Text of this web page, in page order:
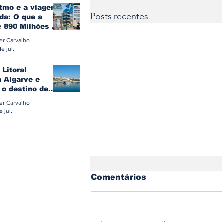
Posts recentes
Comentários
e a viagem
O que a
890 Milhões à
do turista na
Carvalho
jul.
Litoral
Algarve e
o destino de
Carvalho
jul.